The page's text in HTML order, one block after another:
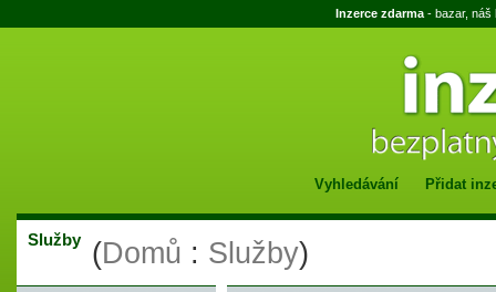
Inzerce zdarma - bazar, náš
Vyhledávání Přidat
Služby (Domů : Služby)